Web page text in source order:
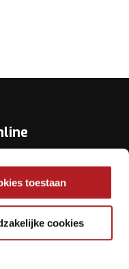
toestaan
cookies